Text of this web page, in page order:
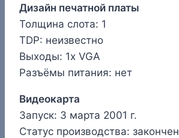
Дизайн печатной платы
Толщина слота: 1
TDP: неизвестно
Выходы: 1x VGA
Разъёмы питания: нет
Видеокарта
Запуск: 3 марта 2001 г.
Статус производства: закончен